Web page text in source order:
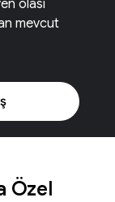
olası
mevcut
Özel